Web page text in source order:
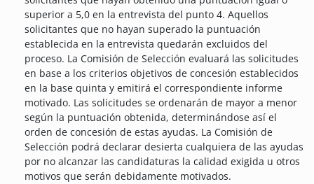
superior a 5,0 en la entrevista del punto 4. Aquellos
solicitantes que no hayan superado la puntuación
establecida en la entrevista quedarán excluidos del
proceso. La Comisión de Selección evaluará las solicitudes
en base a los criterios objetivos de concesión establecidos
en la base quinta y emitirá el correspondiente informe
motivado. Las solicitudes se ordenarán de mayor a menor
según la puntuación obtenida, determinándose así el
orden de concesión de estas ayudas. La Comisión de
Selección podrá declarar desierta cualquiera de las ayudas
por no alcanzar las candidaturas la calidad exigida u otros
motivos que serán debidamente motivados.